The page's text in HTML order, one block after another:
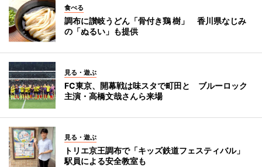
食べる
調布に讃岐うどん「骨付き鶏 樹」 香川県なじみ
の「ぬるい」も提供
見る・遊ぶ
FC東京、開幕戦は味スタで町田と ブルーロック
主演・高橋文哉さんら来場
見る・遊ぶ
トリエ京王調布で「キッズ鉄道フェスティバル」
駅員による安全教室も